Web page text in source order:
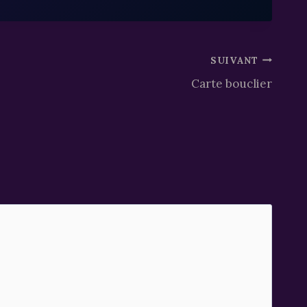
SUIVANT
Carte bouclier